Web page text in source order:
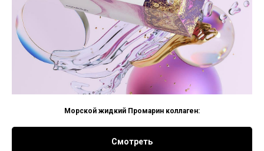
Морской жидкий Промарин коллаген:
Смотреть